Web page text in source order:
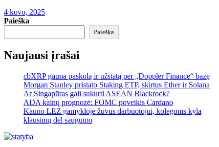
4 kovo, 2025
Paieška
Paieška
Naujausi įrašai
cbXRP gauna paskolą ir užstatą per „Doppler Finance“ bazę
Morgan Stanley pristato Staking ETP, skirtus Ether ir Solana
Ar Singapūras gali sukurti ASEAN Blackrock?
ADA kainų prognozė: FOMC poveikis Cardano
Kauno LEZ gamykloje žuvus darbuotojui, kolegoms kyla
klausimų dėl saugumo